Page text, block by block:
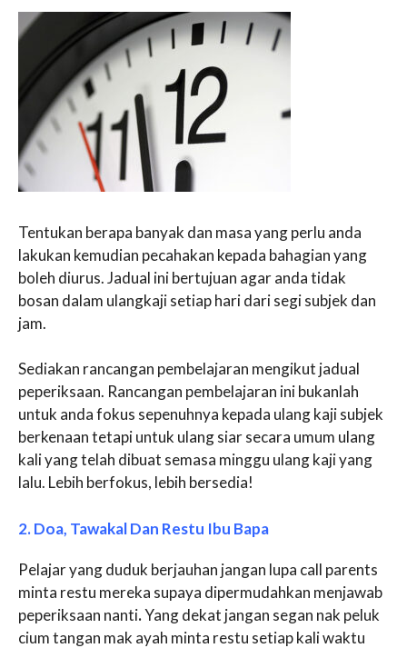
Tentukan berapa banyak dan masa yang perlu anda
lakukan kemudian pecahakan kepada bahagian yang
boleh diurus. Jadual ini bertujuan agar anda tidak
bosan dalam ulangkaji setiap hari dari segi subjek dan
jam.
Sediakan rancangan pembelajaran mengikut jadual
peperiksaan. Rancangan pembelajaran ini bukanlah
untuk anda fokus sepenuhnya kepada ulang kaji subjek
berkenaan tetapi untuk ulang siar secara umum ulang
kali yang telah dibuat semasa minggu ulang kaji yang
lalu. Lebih berfokus, lebih bersedia!
2. Doa, Tawakal Dan Restu Ibu Bapa
Pelajar yang duduk berjauhan jangan lupa call parents
minta restu mereka supaya dipermudahkan menjawab
peperiksaan nanti.Yang dekat jangan segan nak peluk
cium tangan mak ayah minta restu setiap kali waktu